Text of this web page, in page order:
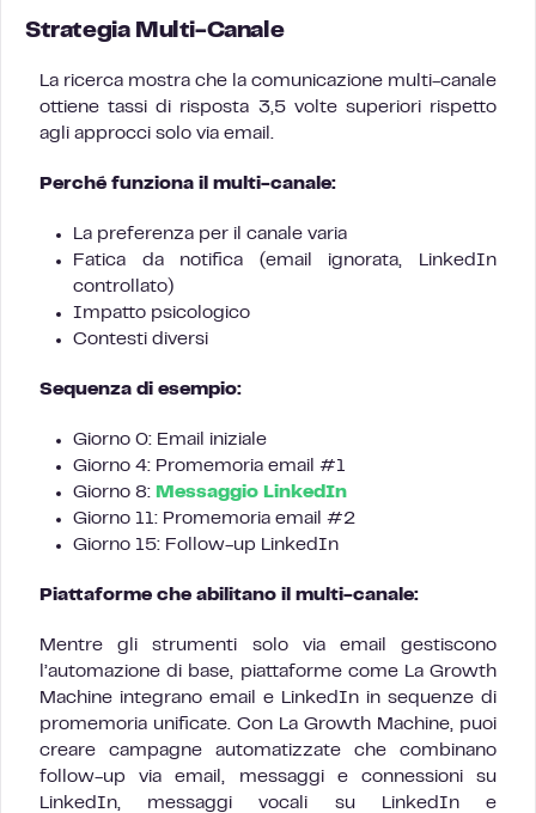
Strategia Multi-Canale
La ricerca mostra che la comunicazione multi-canale
ottiene tassi di risposta 3,5 volte superiori rispetto
agli approcci solo via email.
Perché funziona il multi-canale:
La preferenza per il canale varia
Fatica da notifica (email ignorata, LinkedIn
controllato)
Impatto psicologico
Contesti diversi
Sequenza di esempio:
Giorno 0: Email iniziale
Giorno 4: Promemoria email #1
Giorno 8: Messaggio LinkedIn
Giorno 11: Promemoria email #2
Giorno 15: Follow-up LinkedIn
Piattaforme che abilitano il multi-canale:
Mentre gli strumenti solo via email gestiscono
l’automazione di base, piattaforme come La Growth
Machine integrano email e LinkedIn in sequenze di
promemoria unificate. Con La Growth Machine, puoi
creare campagne automatizzate che combinano
follow-up via email, messaggi e connessioni su
LinkedIn, messaggi vocali su LinkedIn e